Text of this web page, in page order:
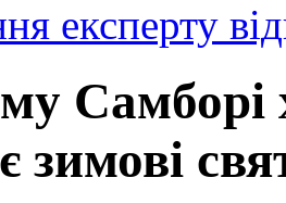
експерту
Самборі
зимові